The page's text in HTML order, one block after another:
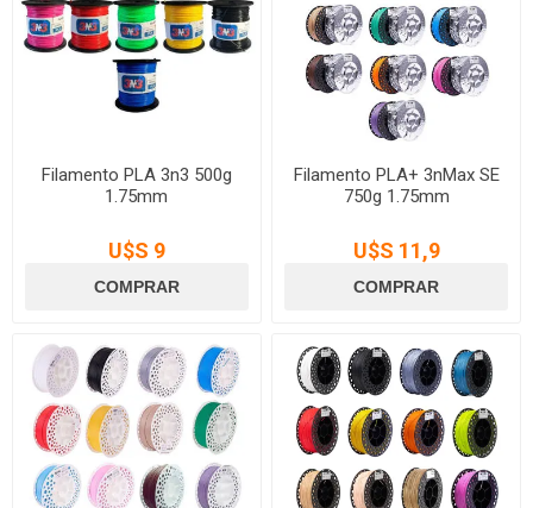
Filamento PLA 3n3 500g
1.75mm
U$S 9
Filamento PLA+ 3nMax SE
750g 1.75mm
U$S 11,9